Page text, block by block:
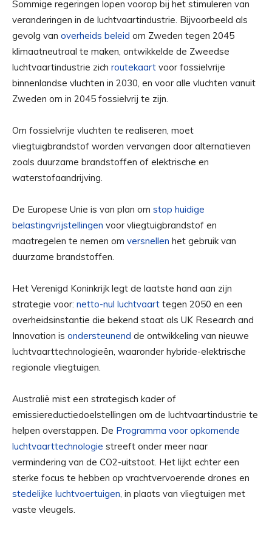
Sommige regeringen lopen voorop bij het stimuleren van
veranderingen in de luchtvaartindustrie. Bijvoorbeeld als
gevolg van overheids beleid om Zweden tegen 2045
klimaatneutraal te maken, ontwikkelde de Zweedse
luchtvaartindustrie zich routekaart voor fossielvrije
binnenlandse vluchten in 2030, en voor alle vluchten vanuit
Zweden om in 2045 fossielvrij te zijn.
Om fossielvrije vluchten te realiseren, moet
vliegtuigbrandstof worden vervangen door alternatieven
zoals duurzame brandstoffen of elektrische en
waterstofaandrijving.
De Europese Unie is van plan om stop huidige
belastingvrijstellingen voor vliegtuigbrandstof en
maatregelen te nemen om versnellen het gebruik van
duurzame brandstoffen.
Het Verenigd Koninkrijk legt de laatste hand aan zijn
strategie voor: netto-nul luchtvaart tegen 2050 en een
overheidsinstantie die bekend staat als UK Research and
Innovation is ondersteunend de ontwikkeling van nieuwe
luchtvaarttechnologieën, waaronder hybride-elektrische
regionale vliegtuigen.
Australië mist een strategisch kader of
emissiereductiedoelstellingen om de luchtvaartindustrie te
helpen overstappen. De Programma voor opkomende
luchtvaarttechnologie streeft onder meer naar
vermindering van de CO2-uitstoot. Het lijkt echter een
sterke focus te hebben op vrachtvervoerende drones en
stedelijke luchtvoertuigen, in plaats van vliegtuigen met
vaste vleugels.